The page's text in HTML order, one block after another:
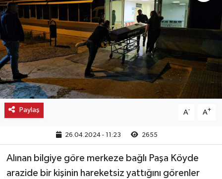
Paylaş A- A+
26.04.2024 - 11:23 2655
Alınan bilgiye göre merkeze bağlı Paşa Köyde
arazide bir kişinin hareketsiz yattığını görenler
Boğazkale
Dodurga
İskilip
Kargı
Laçin
Mecitözü
Oğuzlar
Tüm Manşetler
Son Dakika Haberleri
Haber Arşivi